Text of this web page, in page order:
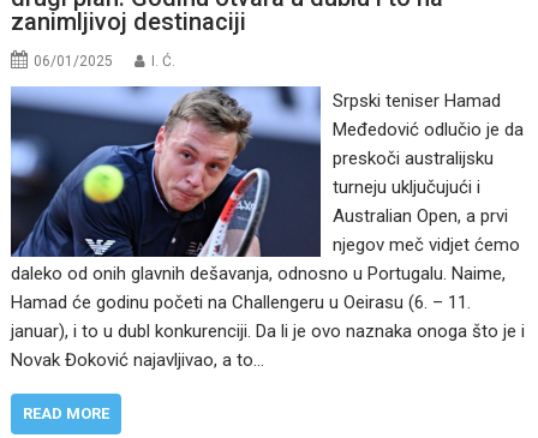
zanimljivoj destinaciji
06/01/2025 I. Ć.
Srpski teniser Hamad
Međedović odlučio je da
preskoči australijsku
turneju uključujući i
Australian Open, a prvi
njegov meč vidjet ćemo
daleko od onih glavnih dešavanja, odnosno u Portugalu. Naime,
Hamad će godinu početi na Challengeru u Oeirasu (6. – 11.
januar), i to u dubl konkurenciji. Da li je ovo naznaka onoga što je i
Novak Đoković najavljivao, a to…
READ MORE